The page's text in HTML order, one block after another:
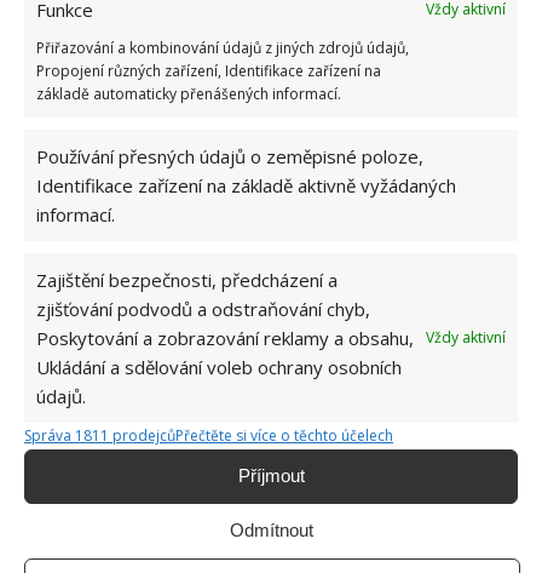
Funkce
Vždy aktivní
Přiřazování a kombinování údajů z jiných zdrojů údajů,
Propojení různých zařízení, Identifikace zařízení na
základě automaticky přenášených informací.
Používání přesných údajů o zeměpisné poloze,
Identifikace zařízení na základě aktivně vyžádaných
informací.
Zajištění bezpečnosti, předcházení a
zjišťování podvodů a odstraňování chyb,
Poskytování a zobrazování reklamy a obsahu,
Ukládání a sdělování voleb ochrany osobních
údajů.
Vždy aktivní
Správa 1811 prodejcůPřečtěte si více o těchto účelech
Příjmout
Odmítnout